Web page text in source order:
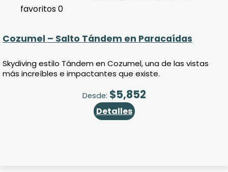
favoritos0
Cozumel – Salto Tándem en Paracaídas
Skydiving estilo Tándem en Cozumel, una de las vistas
más increíbles e impactantes que existe.
Desde: $5,852
Detalles